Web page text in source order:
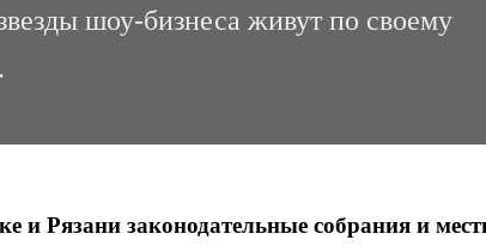
шоу-бизнеса живут по своему
и Рязани законодательные собрания и